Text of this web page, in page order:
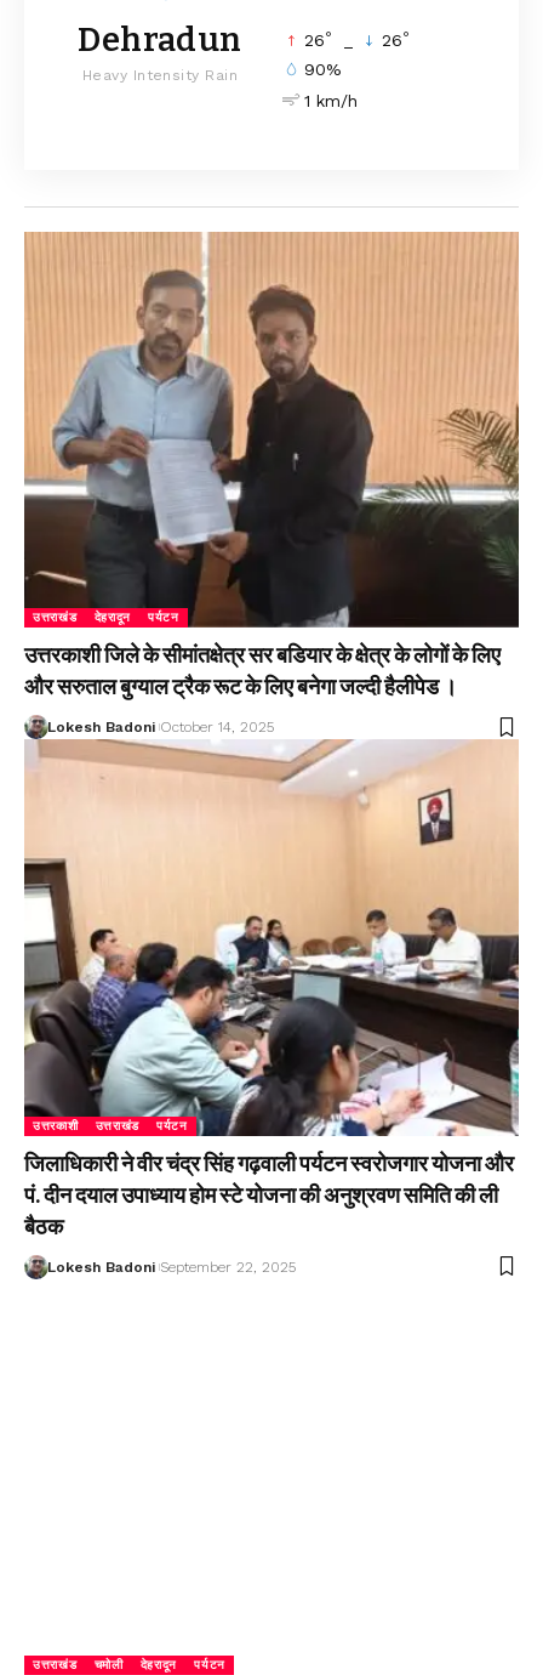
Dehradun
Heavy Intensity Rain
26° 26°
90%
1 km/h
उत्तराखंड देहरादून पर्यटन
उत्तरकाशी जिले के सीमांतक्षेत्र सर बडियार के क्षेत्र के लोगों के लिए
और सरुताल बुग्याल ट्रैक रूट के लिए बनेगा जल्दी हैलीपेड ।
Lokesh Badoni October 14, 2025
उत्तरकाशी उत्तराखंड पर्यटन
जिलाधिकारी ने वीर चंद्र सिंह गढ़वाली पर्यटन स्वरोजगार योजना और
पं. दीन दयाल उपाध्याय होम स्टे योजना की अनुश्रवण समिति की ली
बैठक
Lokesh Badoni September 22, 2025
उत्तराखंड चमोली देहरादून पर्यटन